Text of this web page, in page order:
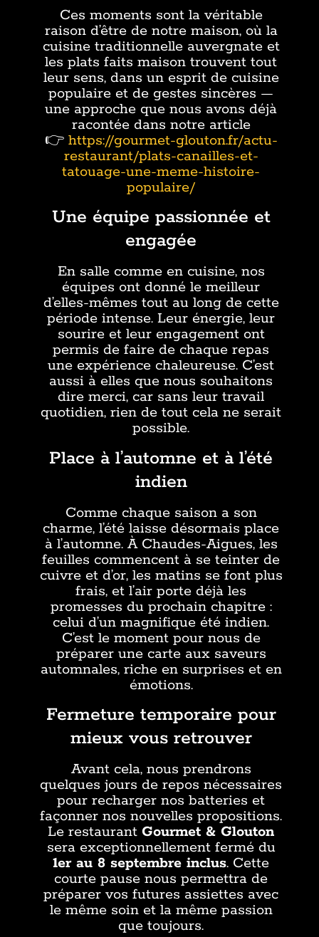
Ces moments sont la véritable
raison d’être de notre maison, où la
cuisine traditionnelle auvergnate et
les plats faits maison trouvent tout
leur sens, dans un esprit de cuisine
populaire et de gestes sincères —
une approche que nous avons déjà
racontée dans notre article
👉 https://gourmet-glouton.fr/actu-
restaurant/plats-canailles-et-
tatouage-une-meme-histoire-
populaire/
Une équipe passionnée et
engagée
En salle comme en cuisine, nos
équipes ont donné le meilleur
d’elles-mêmes tout au long de cette
période intense. Leur énergie, leur
sourire et leur engagement ont
permis de faire de chaque repas
une expérience chaleureuse. C’est
aussi à elles que nous souhaitons
dire merci, car sans leur travail
quotidien, rien de tout cela ne serait
possible.
Place à l’automne et à l’été
indien
Comme chaque saison a son
charme, l’été laisse désormais place
à l’automne. À Chaudes-Aigues, les
feuilles commencent à se teinter de
cuivre et d’or, les matins se font plus
frais, et l’air porte déjà les
promesses du prochain chapitre :
celui d’un magnifique été indien.
C’est le moment pour nous de
préparer une carte aux saveurs
automnales, riche en surprises et en
émotions.
Fermeture temporaire pour
mieux vous retrouver
Avant cela, nous prendrons
quelques jours de repos nécessaires
pour recharger nos batteries et
façonner nos nouvelles propositions.
Le restaurantGourmet & Glouton
sera exceptionnellement fermé du
1er au 8 septembre inclus. Cette
courte pause nous permettra de
préparer vos futures assiettes avec
le même soin et la même passion
que toujours.